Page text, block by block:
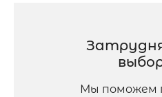
Мы поможем